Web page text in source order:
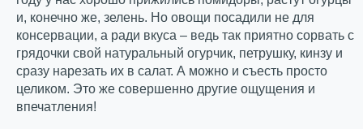
и, конечно же, зелень. Но овощи посадили не для
консервации, а ради вкуса – ведь так приятно сорвать с
грядочки свой натуральный огурчик, петрушку, кинзу и
сразу нарезать их в салат. А можно и съесть просто
целиком. Это же совершенно другие ощущения и
впечатления!